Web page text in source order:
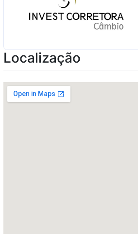
Localização